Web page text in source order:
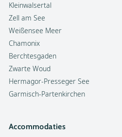
Kleinwalsertal
Zell am See
Weißensee Meer
Chamonix
Berchtesgaden
Zwarte Woud
Hermagor-Presseger See
Garmisch-Partenkirchen
Accommodaties